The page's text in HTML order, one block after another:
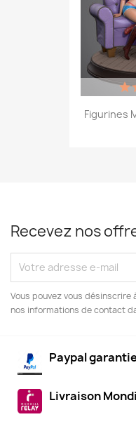
Figurines
Recevez nos
Vous pouvez vous désinscrire
nos informations de contact
Paypal
Livraison